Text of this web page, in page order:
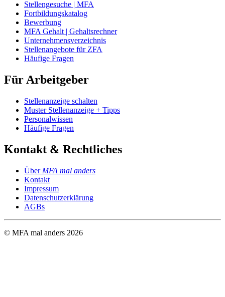
Stellengesuche | MFA
Fortbildungskatalog
Bewerbung
MFA Gehalt | Gehaltsrechner
Unternehmensverzeichnis
Stellenangebote für ZFA
Häufige Fragen
Für Arbeitgeber
Stellenanzeige schalten
Muster Stellenanzeige + Tipps
Personalwissen
Häufige Fragen
Kontakt & Rechtliches
Über MFA mal anders
Kontakt
Impressum
Datenschutzerklärung
AGBs
© MFA mal anders 2026